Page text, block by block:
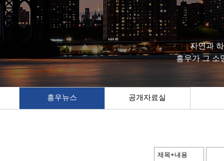
자연과
흥우가 그 소
흥우뉴스 공개자료실